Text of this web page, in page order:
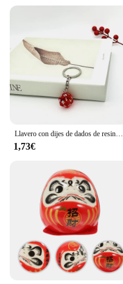
Llavero con dijes de dados de resina DnD D20, juego de RPG hecho a mano, mazmorras y dragones, llavero de dados, regalo de Navidad
1,73€